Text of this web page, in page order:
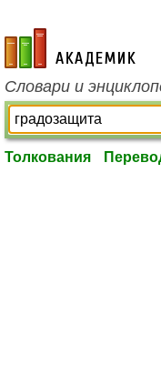
academic.ru
Словари и
Толкования